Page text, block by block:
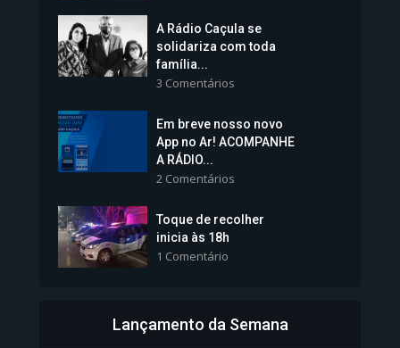
Vice-Prefeita Sheila Lemos
tomará posse nesta...
1.101 Modos de exibição
Bahia inicia emissão da
A Rádio Caçula se
solidariza com toda
família...
3 Comentários
Em breve nosso novo
App no Ar! ACOMPANHE
A RÁDIO...
2 Comentários
Toque de recolher
inicia às 18h
1 Comentário
Lançamento da Semana